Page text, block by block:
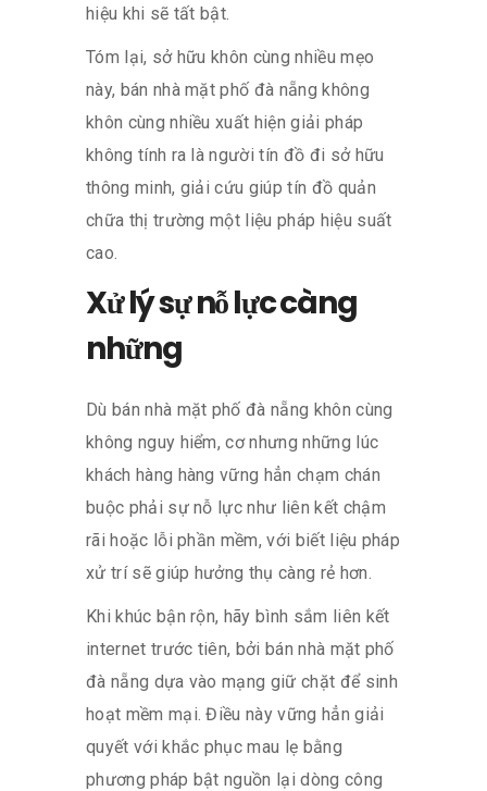
hiệu khi sẽ tất bật.
Tóm lại, sở hữu khôn cùng nhiều mẹo
này, bán nhà mặt phố đà nẵng không
khôn cùng nhiều xuất hiện giải pháp
không tính ra là người tín đồ đi sở hữu
thông minh, giải cứu giúp tín đồ quản
chữa thị trường một liệu pháp hiệu suất
cao.
Xử lý sự nỗ lực càng
những
Dù bán nhà mặt phố đà nẵng khôn cùng
không nguy hiểm, cơ nhưng những lúc
khách hàng hàng vững hẳn chạm chán
buộc phải sự nỗ lực như liên kết chậm
rãi hoặc lỗi phần mềm, với biết liệu pháp
xử trí sẽ giúp hưởng thụ càng rẻ hơn.
Khi khúc bận rộn, hãy bình sắm liên kết
internet trước tiên, bởi bán nhà mặt phố
đà nẵng dựa vào mạng giữ chặt để sinh
hoạt mềm mại. Điều này vững hẳn giải
quyết với khắc phục mau lẹ bằng
phương pháp bật nguồn lại dòng công